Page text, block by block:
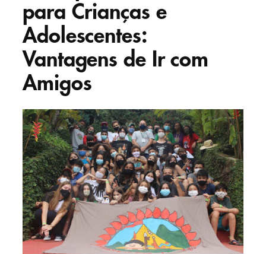
para Crianças e
Adolescentes:
Vantagens de Ir com
Amigos